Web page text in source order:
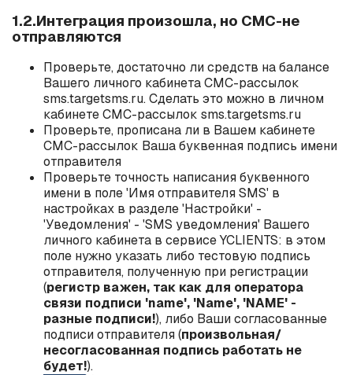
1.2.Интеграция произошла, но СМС-не
отправляются
Проверьте, достаточно ли средств на балансе
Вашего личного кабинета СМС-рассылок
sms.targetsms.ru. Сделать это можно в личном
кабинете СМС-рассылок sms.targetsms.ru
Проверьте, прописана ли в Вашем кабинете
СМС-рассылок Ваша буквенная подпись имени
отправителя
Проверьте точность написания буквенного
имени в поле 'Имя отправителя SMS' в
настройках в разделе 'Настройки' -
'Уведомления' - 'SMS уведомления' Вашего
личного кабинета в сервисе YCLIENTS: в этом
поле нужно указать либо тестовую подпись
отправителя, полученную при регистрации
(регистр важен, так как для оператора
связи подписи 'name', 'Name', 'NAME' -
разные подписи!), либо Ваши согласованные
подписи отправителя (произвольная/
несогласованная подпись работать не
будет!).